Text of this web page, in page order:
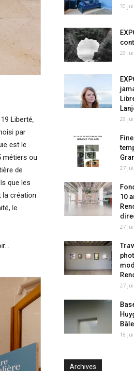
Liberté,
par
est le
métiers ou
de
que les
la création
le
30
29
29
27
10
27
27
18
Archives